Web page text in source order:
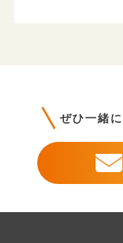
ぜひ一緒に